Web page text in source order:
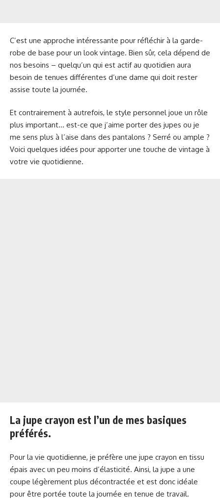
C’est une approche intéressante pour réfléchir à la garde-
robe de base pour un look vintage. Bien sûr, cela dépend de
nos besoins – quelqu’un qui est actif au quotidien aura
besoin de tenues différentes d’une dame qui doit rester
assise toute la journée.
Et contrairement à autrefois, le style personnel joue un rôle
plus important… est-ce que j’aime porter des jupes ou je
me sens plus à l’aise dans des pantalons ? Serré ou ample ?
Voici quelques idées pour apporter une touche de vintage à
votre vie quotidienne.
La jupe crayon est l’un de mes basiques
préférés.
Pour la vie quotidienne, je préfère une jupe crayon en tissu
épais avec un peu moins d’élasticité. Ainsi, la jupe a une
coupe légèrement plus décontractée et est donc idéale
pour être portée toute la journée en tenue de travail.